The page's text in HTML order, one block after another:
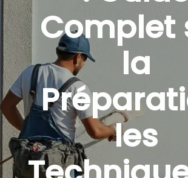
Complet
la
les